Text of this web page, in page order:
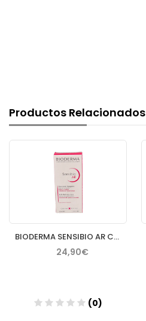
Productos Relacionados
BIODERMA SENSIBIO AR CREMA 40 ML
24,90€
(0)